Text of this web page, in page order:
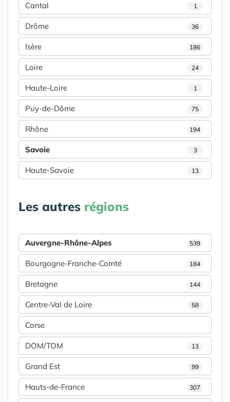
Cantal 1
Drôme 36
Isère 186
Loire 24
Haute-Loire 1
Puy-de-Dôme 75
Rhône 194
Savoie 3
Haute-Savoie 13
Les autres régions
Auvergne-Rhône-Alpes 539
Bourgogne-Franche-Comté 184
Bretagne 144
Centre-Val de Loire 58
Corse
DOM/TOM 13
Grand Est 99
Hauts-de-France 307